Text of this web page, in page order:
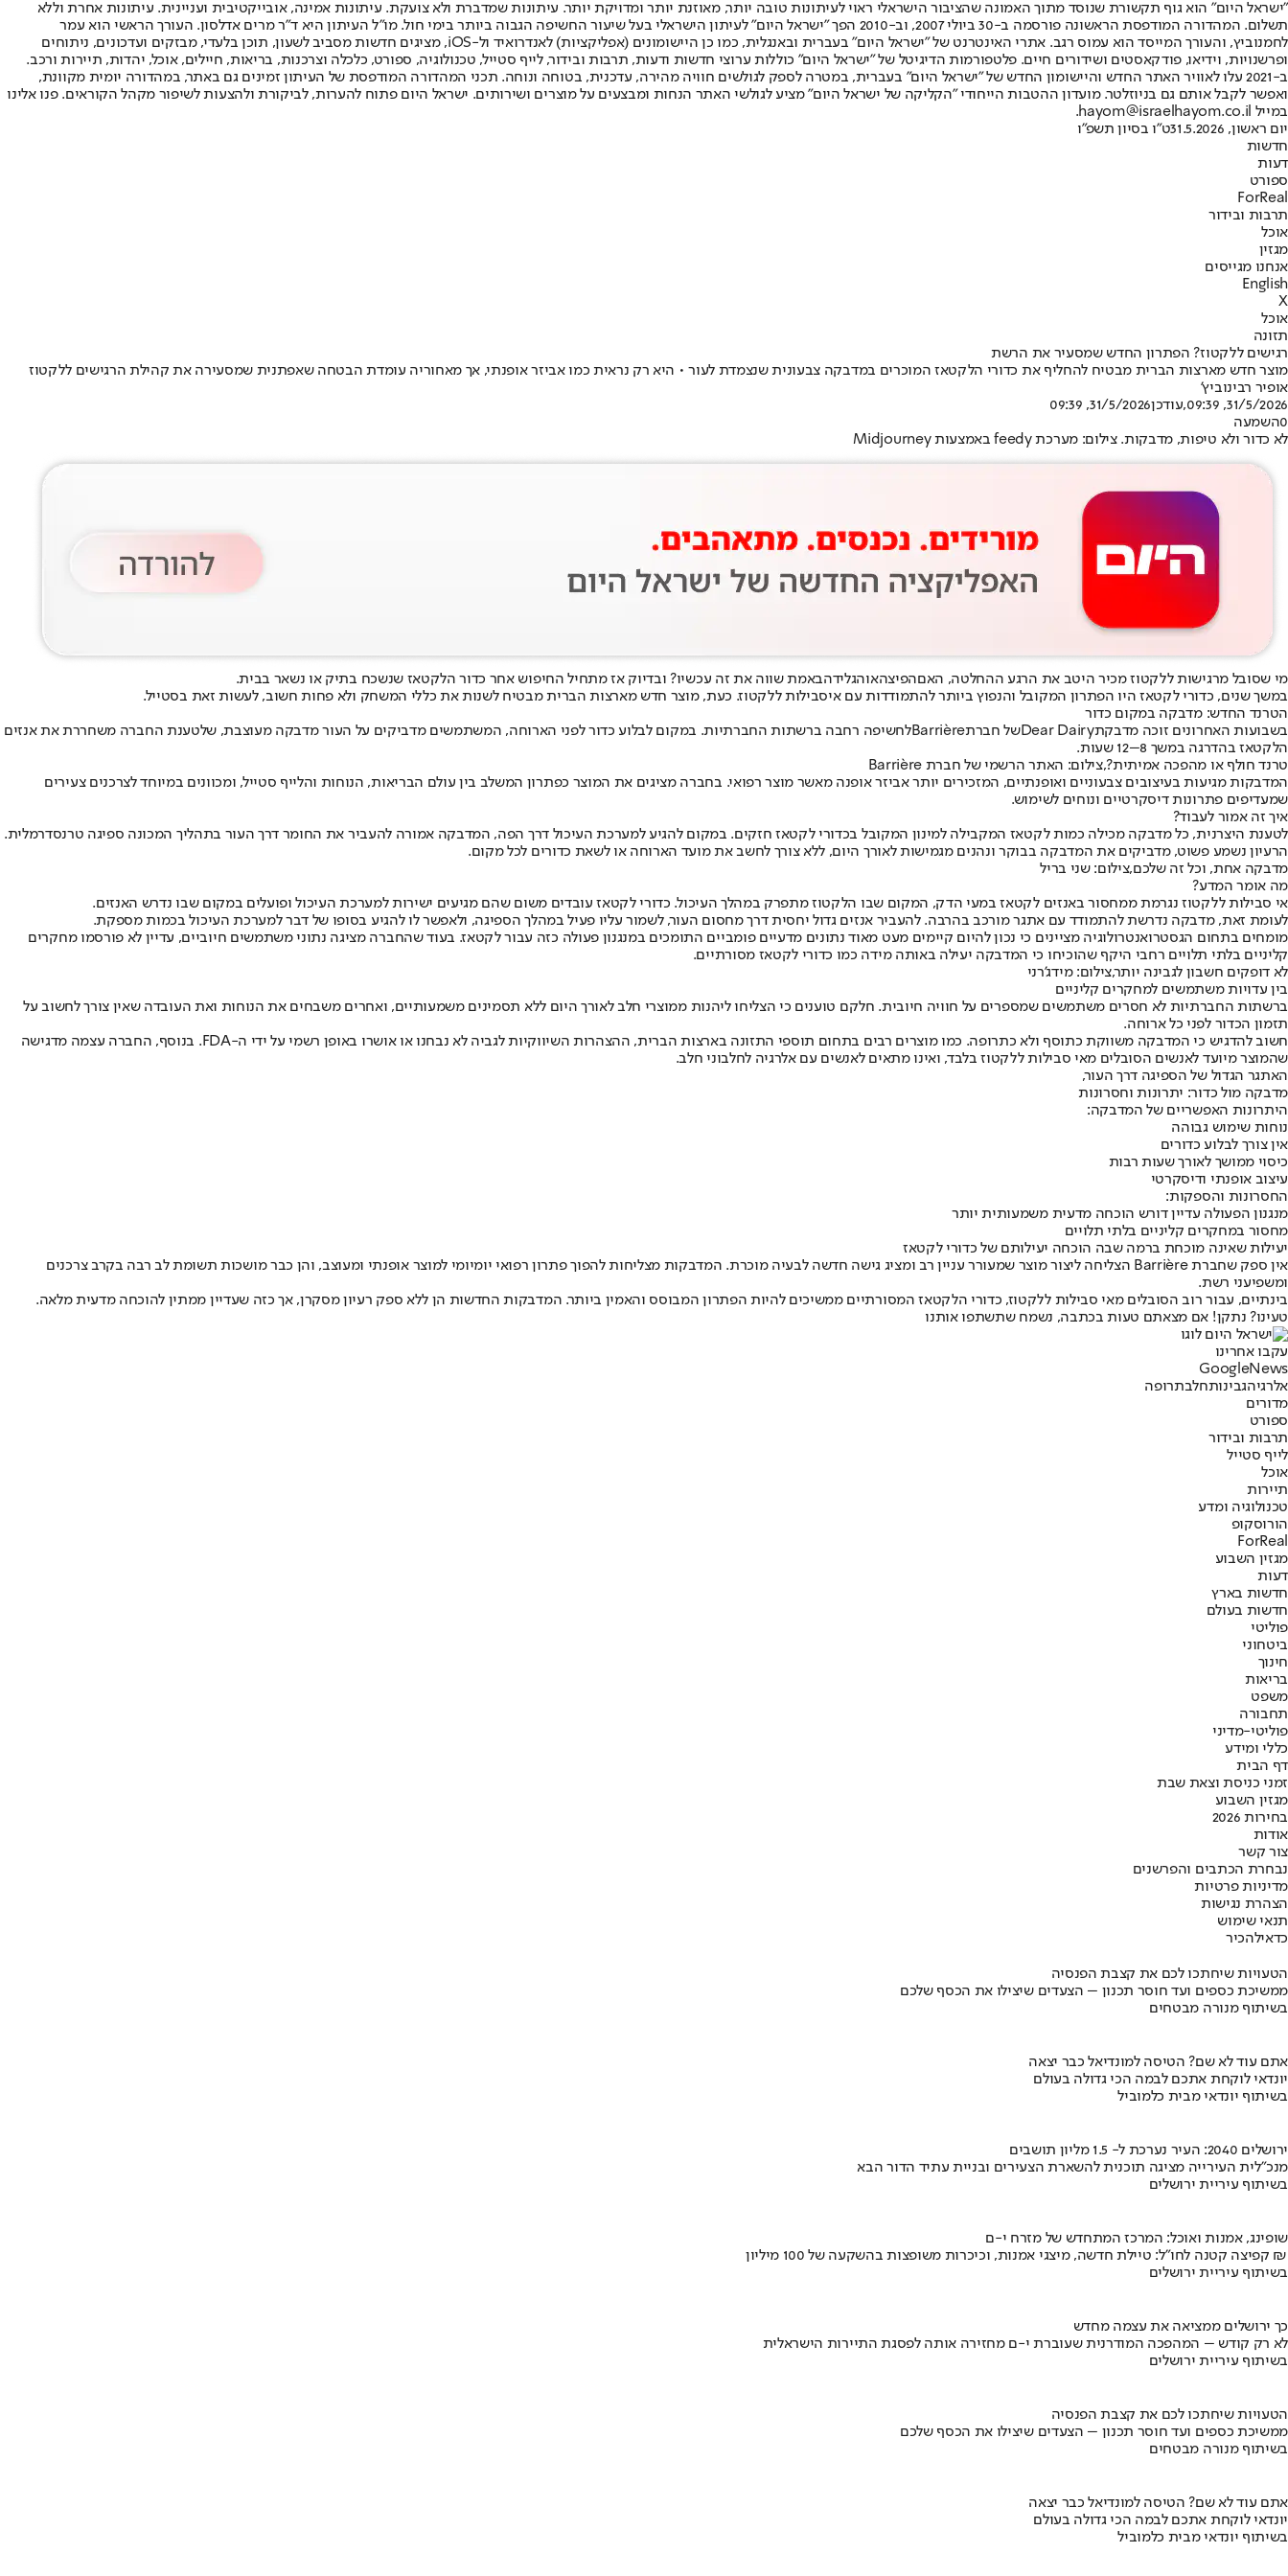
"ישראל היום" הוא גוף תקשורת שנוסד מתוך האמונה שהציבור הישראלי ראוי לעיתונות טובה יותר, מאוזנת יותר ומדויקת יותר. עיתונות שמדברת ולא צועקת. עיתונות אמינה, אובייקטיבית ועניינית. עיתונות אחרת וללא
תשלום. המהדורה המודפסת הראשונה פורסמה ב-30 ביולי 2007, וב-2010 הפך "ישראל היום" לעיתון הישראלי בעל שיעור החשיפה הגבוה ביותר בימי חול. מו"ל העיתון היא ד"ר מרים אדלסון. העורך הראשי הוא עמר
לחמנוביץ, והעורך המייסד הוא עמוס רגב. אתרי האינטרנט של "ישראל היום" בעברית ובאנגלית, כמו כן היישומונים (אפליקציות) לאנדרואיד ול-iOS, מציגים חדשות מסביב לשעון, תוכן בלעדי, מבזקים ועדכונים, ניתוחים
ופרשנויות, וידיאו, פודקאסטים ושידורים חיים. פלטפורמות הדיגיטל של "ישראל היום" כוללות ערוצי חדשות ודעות, תרבות ובידור, לייף סטייל, טכנולוגיה, ספורט, כלכלה וצרכנות, בריאות, חיילים, אוכל, יהדות, תיירות ורכב.
ב-2021 עלו לאוויר האתר החדש והיישומון החדש של "ישראל היום" בעברית, במטרה לספק לגולשים חוויה מהירה, עדכנית, בטוחה ונוחה. תכני המהדורה המודפסת של העיתון זמינים גם באתר, במהדורה יומית מקוונת,
ואפשר לקבל אותם גם בניוזלטר. מועדון ההטבות הייחודי "הקליקה של ישראל היום" מציע לגולשי האתר הנחות ומבצעים על מוצרים ושירותים. ישראל היום פתוח להערות, לביקורת ולהצעות לשיפור מקהל הקוראים. פנו אלינו
במייל hayom@israelhayom.co.il.
יום ראשון, 31.5.2026
ט"ו בסיון תשפ"ו
חדשות
דעות
ספורט
ForReal
תרבות ובידור
אוכל
מגזין
אנחנו מגייסים
English
X
אוכל
תזונה
רגישים ללקטוז? הפתרון החדש שמסעיר את הרשת
מוצר חדש מארצות הברית מבטיח להחליף את כדורי הלקטאז המוכרים במדבקה צבעונית שנצמדת לעור • היא רק נראית כמו אביזר אופנתי, אך מאחוריה עומדת הבטחה שאפתנית שמסעירה את קהילת הרגישים ללקטוז
אופיר רבינוביץ'
31/5/2026, 09:39
,עודכן31/5/2026, 09:39
0השמעה
לא כדור ולא טיפות, מדבקות. צילום: מערכת feedy באמצעות Midjourney
מי שסובל מרגישות ללקטוז מכיר היטב את הרגע ההחלטה, האםהפיצהאוהגלידהבאמת שווה את זה עכשיו? ובדיוק אז מתחיל החיפוש אחר כדור הלקטאז שנשכח בתיק או נשאר בבית.
במשך שנים, כדורי לקטאז היו הפתרון המקובל והנפוץ ביותר להתמודדות עם איסבילות ללקטוז. כעת, מוצר חדש מארצות הברית מבטיח לשנות את כללי המשחק ולא פחות חשוב, לעשות זאת בסטייל.
הטרנד החדש: מדבקה במקום כדור
בשבועות האחרונים זוכה מדבקתDear Dairyשל חברתBarrièreלחשיפה רחבה ברשתות החברתיות. במקום לבלוע כדור לפני הארוחה, המשתמשים מדביקים על העור מדבקה מעוצבת, שלטענת החברה משחררת את אנזים
הלקטאז בהדרגה במשך 8–12 שעות.
טרנד חולף או מהפכה אמיתית?,צילום: האתר הרשמי של חברת Barrière
המדבקות מגיעות בעיצובים צבעוניים ואופנתיים, המזכירים יותר אביזר אופנה מאשר מוצר רפואי. בחברה מציגים את המוצר כפתרון המשלב בין עולם הבריאות, הנוחות והלייף סטייל, ומכוונים במיוחד לצרכנים צעירים
שמעדיפים פתרונות דיסקרטיים ונוחים לשימוש.
איך זה אמור לעבוד?
לטענת היצרנית, כל מדבקה מכילה כמות לקטאז המקבילה למינון המקובל בכדורי לקטאז חזקים. במקום להגיע למערכת העיכול דרך הפה, המדבקה אמורה להעביר את החומר דרך העור בתהליך המכונה ספיגה טרנסדרמלית.
הרעיון נשמע פשוט, מדביקים את המדבקה בבוקר ונהנים מגמישות לאורך היום, ללא צורך לחשב את מועד הארוחה או לשאת כדורים לכל מקום.
מדבקה אחת, וכל זה שלכם,צילום: שני בריל
מה אומר המדע?
אי סבילות ללקטוז נגרמת ממחסור באנזים לקטאז במעי הדק, המקום שבו הלקטוז מתפרק במהלך העיכול. כדורי לקטאז עובדים משום שהם מגיעים ישירות למערכת העיכול ופועלים במקום שבו נדרש האנזים.
לעומת זאת, מדבקה נדרשת להתמודד עם אתגר מורכב בהרבה. להעביר אנזים גדול יחסית דרך מחסום העור, לשמור עליו פעיל במהלך הספיגה, ולאפשר לו להגיע בסופו של דבר למערכת העיכול בכמות מספקת.
מומחים בתחום הגסטרואנטרולוגיה מציינים כי נכון להיום קיימים מעט מאוד נתונים מדעיים פומביים התומכים במנגנון פעולה כזה עבור לקטאז. בעוד שהחברה מציגה נתוני משתמשים חיוביים, עדיין לא פורסמו מחקרים
קליניים בלתי תלויים רחבי היקף שהוכיחו כי המדבקה יעילה באותה מידה כמו כדורי לקטאז מסורתיים.
לא דופקים חשבון לגבינה יותר,צילום: מידג'רני
בין עדויות משתמשים למחקרים קליניים
ברשתות החברתיות לא חסרים משתמשים שמספרים על חוויה חיובית. חלקם טוענים כי הצליחו ליהנות ממוצרי חלב לאורך היום ללא תסמינים משמעותיים, ואחרים משבחים את הנוחות ואת העובדה שאין צורך לחשוב על
תזמון הכדור לפני כל ארוחה.
חשוב להדגיש כי המדבקה משווקת כתוסף ולא כתרופה. כמו מוצרים רבים בתחום תוספי התזונה בארצות הברית, ההצהרות השיווקיות לגביה לא נבחנו או אושרו באופן רשמי על ידי ה-FDA. בנוסף, החברה עצמה מדגישה
שהמוצר מיועד לאנשים הסובלים מאי סבילות ללקטוז בלבד, ואינו מתאים לאנשים עם אלרגיה לחלבוני חלב.
האתגר הגדול של הספיגה דרך העור,
מדבקה מול כדור: יתרונות וחסרונות
היתרונות האפשריים של המדבקה:
נוחות שימוש גבוהה
אין צורך לבלוע כדורים
כיסוי ממושך לאורך שעות רבות
עיצוב אופנתי ודיסקרטי
החסרונות והספקות:
מנגנון הפעולה עדיין דורש הוכחה מדעית משמעותית יותר
מחסור במחקרים קליניים בלתי תלויים
יעילות שאינה מוכחת ברמה שבה הוכחה יעילותם של כדורי לקטאז
אין ספק שחברת Barrière הצליחה ליצור מוצר שמעורר עניין רב ומציג גישה חדשה לבעיה מוכרת. המדבקות מצליחות להפוך פתרון רפואי יומיומי למוצר אופנתי ומעוצב, והן כבר מושכות תשומת לב רבה בקרב צרכנים
ומשפיעני רשת.
בינתיים, עבור רוב הסובלים מאי סבילות ללקטוז, כדורי הלקטאז המסורתיים ממשיכים להיות הפתרון המבוסס והאמין ביותר. המדבקות החדשות הן ללא ספק רעיון מסקרן, אך כזה שעדיין ממתין להוכחה מדעית מלאה.
טעינו? נתקן! אם מצאתם טעות בכתבה, נשמח שתשתפו אותנו
עקבו אחרינו
Googl eNews
אלרגיהגבינותחלבתרופה
מדורים
ספורט
תרבות ובידור
לייף סטייל
אוכל
תיירות
טכנולוגיה ומדע
הורוסקופ
ForReal
מגזין השבוע
דעות
חדשות בארץ
חדשות בעולם
פוליטי
ביטחוני
חינוך
בריאות
משפט
תחבורה
פוליטי-מדיני
כללי ומידע
דף הבית
זמני כניסת וצאת שבת
מגזין השבוע
בחירות 2026
אודות
צור קשר
נבחרת הכתבים והפרשנים
מדיניות פרטיות
הצהרת נגישות
תנאי שימוש
כדאילהכיר
הטעויות שיחתכו לכם את קצבת הפנסיה
ממשיכת כספים ועד חוסר תכנון – הצעדים שיצילו את הכסף שלכם
בשיתוף מנורה מבטחים
אתם עוד לא שם? הטיסה למונדיאל כבר יצאה
יונדאי לוקחת אתכם לבמה הכי גדולה בעולם
בשיתוף יונדאי מבית כלמוביל
ירושלים 2040: העיר נערכת ל- 1.5 מליון תושבים
מנכ"לית העירייה מציגה תוכנית להשארת הצעירים ובניית עתיד הדור הבא
בשיתוף עיריית ירושלים
שופינג, אמנות ואוכל: המרכז המתחדש של מזרח י-ם
קפיצה קטנה לחו"ל: טיילת חדשה, מיצגי אמנות, וכיכרות משופצות בהשקעה של 100 מיליון ₪
בשיתוף עיריית ירושלים
כך ירושלים ממציאה את עצמה מחדש
לא רק קודש – המהפכה המודרנית שעוברת י-ם מחזירה אותה לפסגת התיירות הישראלית
בשיתוף עיריית ירושלים
הטעויות שיחתכו לכם את קצבת הפנסיה
ממשיכת כספים ועד חוסר תכנון – הצעדים שיצילו את הכסף שלכם
בשיתוף מנורה מבטחים
אתם עוד לא שם? הטיסה למונדיאל כבר יצאה
יונדאי לוקחת אתכם לבמה הכי גדולה בעולם
בשיתוף יונדאי מבית כלמוביל